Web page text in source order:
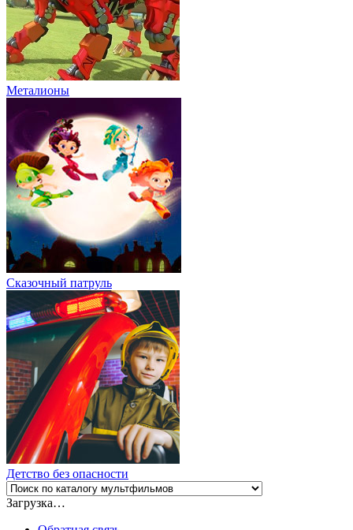
Металионы
Сказочный патруль
Детство без опасности
Загрузка…